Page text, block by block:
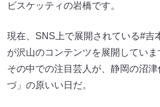
ビスケッティの岩橋です。
現在、SNS上で展開されている#吉
が沢山のコンテンツを展開していま
その中での注目芸人が、静岡の沼
づ」の原いい日だ。